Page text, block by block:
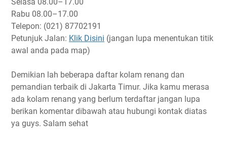
Selasa 08.00–17.00
Rabu 08.00–17.00
Telepon: (021) 87702191
Petunjuk Jalan: Klik Disini (jangan lupa menentukan titik
awal anda pada map)
Demikian lah beberapa daftar kolam renang dan
pemandian terbaik di Jakarta Timur. Jika kamu merasa
ada kolam renang yang berlum terdaftar jangan lupa
berikan komentar dibawah atau hubungi kontak diatas
ya guys. Salam sehat